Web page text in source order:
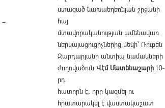
→
ստացած նախաեղեռնյան շրջանի
հայ
մտավորականության ամենավառ
ներկայացուցիչներից մեկի՝ Ռուբեն
Զարդարյանի անտիպ նամակների
ժողովածուն Վէմ Մատենաշարի 10-
րդ
հատորն է, որը կազմել ու
հրատարակել է վաստակաշատ